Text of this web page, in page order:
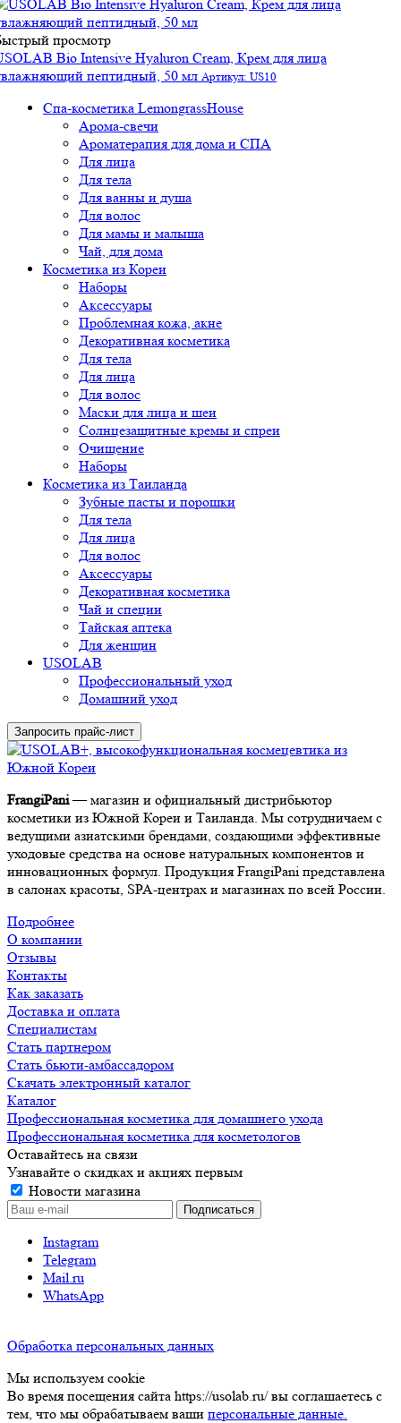
просмотр
Bio Intensive Hyaluron Cream, Крем для лица
пептидный, 50 мл Артикул: US10
Спа-косметика LemongrassHouse
Арома-свечи
Ароматерапия для дома и СПА
Для лица
Для тела
Для ванны и душа
Для волос
Для мамы и малыша
Чай, для дома
Косметика из Кореи
Наборы
Аксессуары
Проблемная кожа, акне
Декоративная косметика
Для тела
Для лица
Для волос
Маски для лица и шеи
Солнцезащитные кремы и спреи
Очищение
Наборы
Косметика из Таиланда
Зубные пасты и порошки
Для тела
Для лица
Для волос
Аксессуары
Декоративная косметика
Чай и специи
Тайская аптека
Для женщин
USOLAB
Профессиональный уход
Домашний уход
Запросить прайс-лист
FrangiPani— магазин и официальный дистрибьютор
косметики из Южной Кореи и Таиланда. Мы сотрудничаем с
ведущими азиатскими брендами, создающими эффективные
уходовые средства на основе натуральных компонентов и
инновационных формул. Продукция FrangiPani представлена
в салонах красоты, SPA-центрах и магазинах по всей России.
Подробнее
О компании
Отзывы
Контакты
Как заказать
Доставка и оплата
Специалистам
Стать партнером
Стать бьюти-амбассадором
Скачать электронный каталог
Каталог
Профессиональная косметика для домашнего ухода
Профессиональная косметика для косметологов
Оставайтесь на связи
Узнавайте о скидках и акциях первым
Новости магазина
Instagram
Telegram
Mail.ru
WhatsApp
Обработка персональных данных
Мы используем cookie
Во время посещения сайта https://usolab.ru/ вы соглашаетесь с
тем, что мы обрабатываем ваши персональные данные.